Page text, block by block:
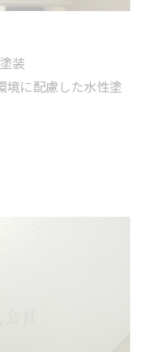
装
境に配慮した水性塗